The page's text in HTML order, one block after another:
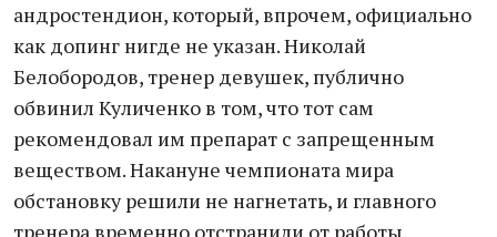
андростендион, который, впрочем, официально
как допинг нигде не указан. Николай
Белобородов, тренер девушек, публично
обвинил Куличенко в том, что тот сам
рекомендовал им препарат с запрещенным
веществом. Накануне чемпионата мира
обстановку решили не нагнетать, и главного
тренера временно отстранили от работы.